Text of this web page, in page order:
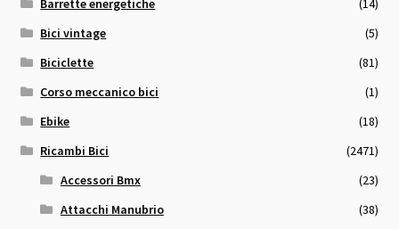
Barrette energetiche
(14)
Bici vintage
(5)
Biciclette
(81)
Corso meccanico bici
(1)
Ebike
(18)
Ricambi Bici
(2471)
Accessori Bmx
(23)
Attacchi Manubrio
(38)